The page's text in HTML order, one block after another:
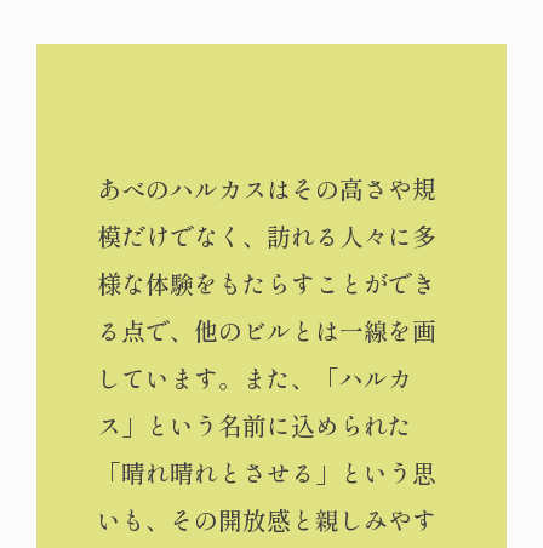
あべのハルカスはその高さや規
模だけでなく、訪れる人々に多
様な体験をもたらすことができ
る点で、他のビルとは一線を画
しています。また、「ハルカ
ス」という名前に込められた
「晴れ晴れとさせる」という思
いも、その開放感と親しみやす